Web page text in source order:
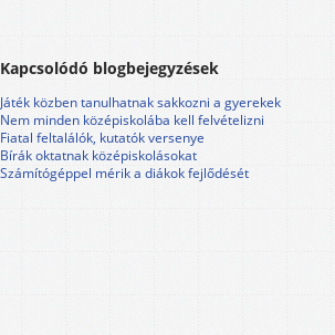
Kapcsolódó blogbejegyzések
Játék közben tanulhatnak sakkozni a gyerekek
Nem minden középiskolába kell felvételizni
Fiatal feltalálók, kutatók versenye
Bírák oktatnak középiskolásokat
Számítógéppel mérik a diákok fejlődését